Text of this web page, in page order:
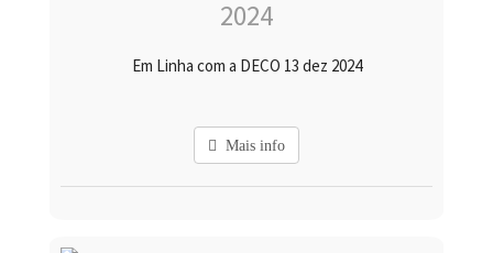
Em Linha com a DECO 13 dez 2024
Mais info